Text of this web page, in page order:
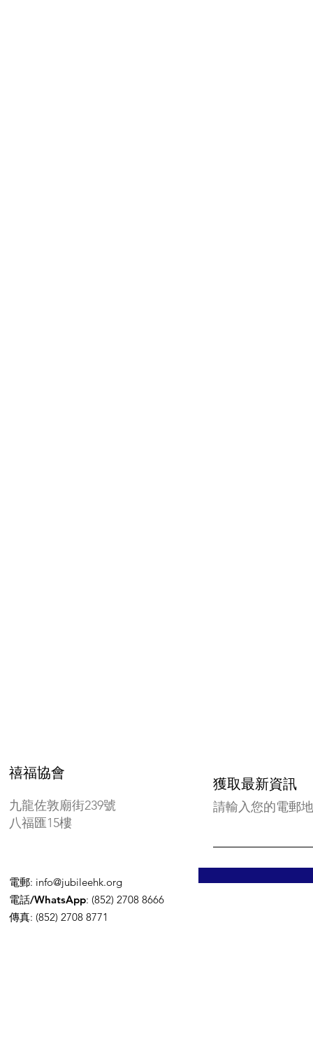
禧福協會
九龍佐敦廟街239號
八福匯15樓
電郵: info@jubileehk.org
電話/WhatsApp: (852) 2708 8666
傳真: (852) 2708 8771
獲取最新資訊
請輸入您的電郵